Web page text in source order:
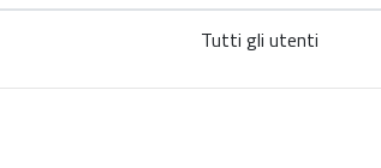
Tutti gli utenti